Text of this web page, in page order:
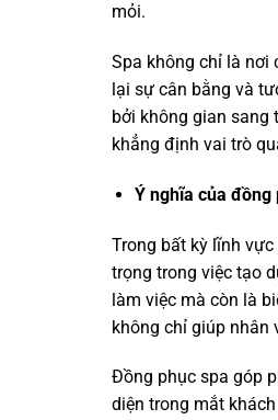
mỏi.
Spa không chỉ là nơi
lại sự cân bằng và
bởi không gian sang
khẳng định vai trò
Ý nghĩa của đồng
Trong bất kỳ lĩnh
trọng trong việc tạo
làm việc mà còn là
không chỉ giúp nhân
Đồng phục spa góp
diện trong mắt